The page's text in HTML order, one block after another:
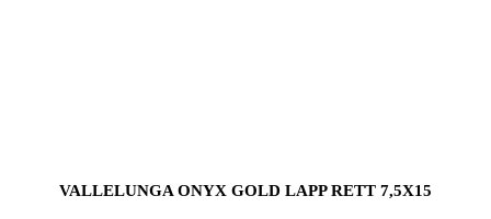
VALLELUNGA ONYX GOLD LAPP RETT 7,5X15